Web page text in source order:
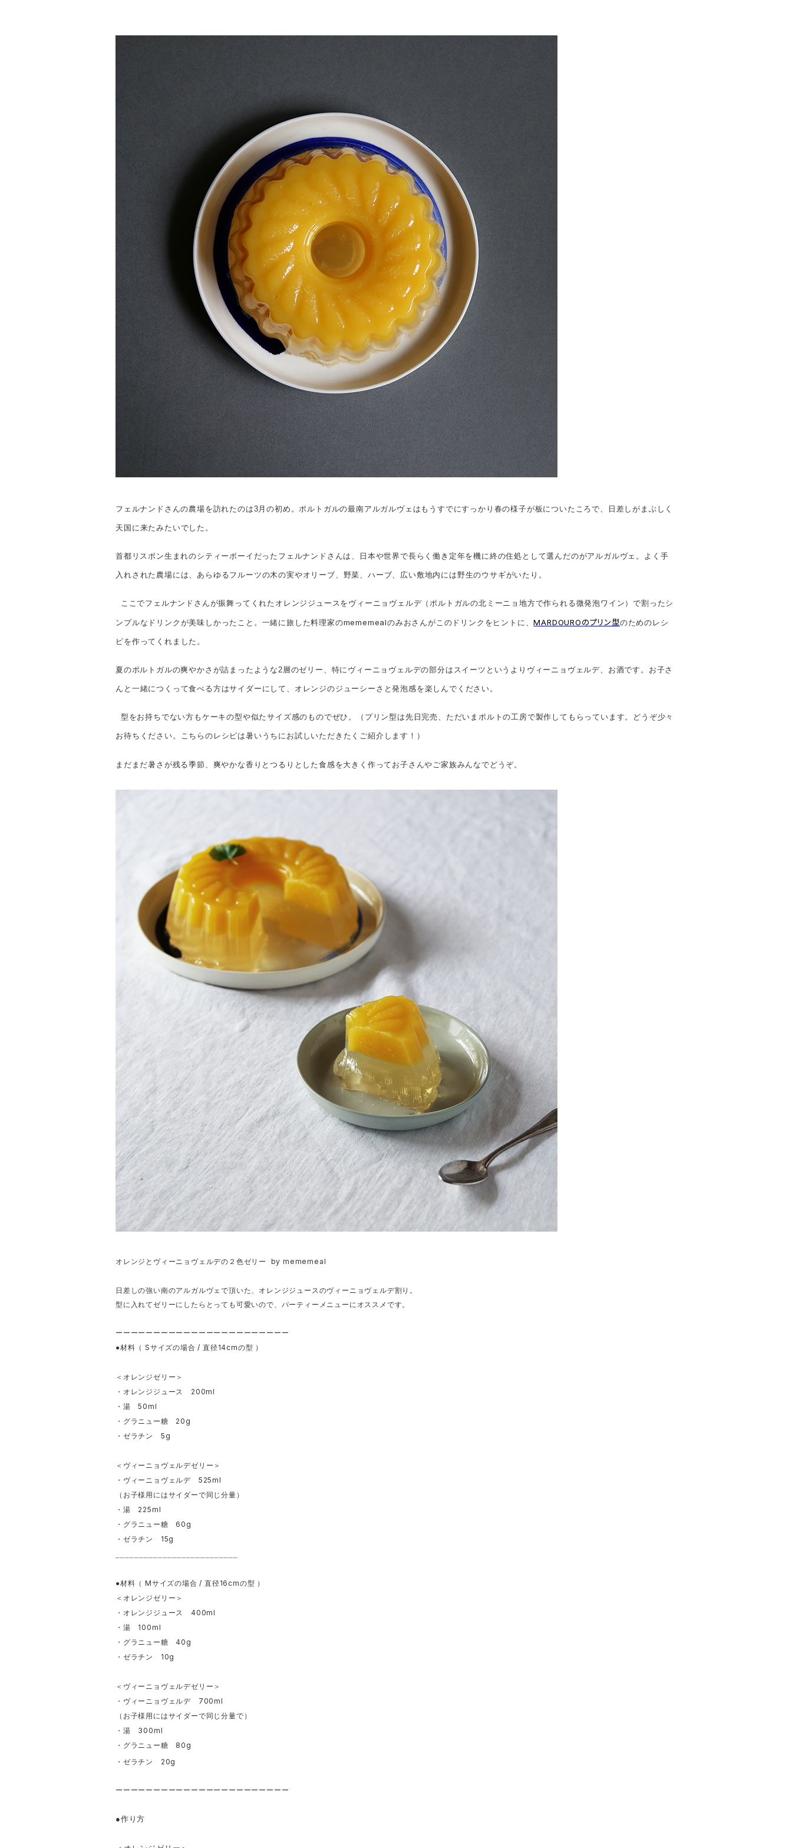
フェルナンドさんの農場を訪れたのは3月の初め。ポルトガルの最南アルガルヴェはもうすでにすっかり春の様子が板についたころで、日差しがまぶしく
天国に来たみたいでした。
首都リスボン生まれのシティーボーイだったフェルナンドさんは、日本や世界で長らく働き定年を機に終の住処として選んだのがアルガルヴェ。よく手
入れされた農場には、あらゆるフルーツの木の実やオリーブ、野菜、ハーブ、広い敷地内には野生のウサギがいたり。
ここでフェルナンドさんが振舞ってくれたオレンジジュースをヴィーニョヴェルデ（ポルトガルの北ミーニョ地方で作られる微発泡ワイン）で割ったシ
ンプルなドリンクが美味しかったこと。一緒に旅した料理家のmememealのみおさんがこのドリンクをヒントに、MARDOUROのプリン型のためのレシ
ピを作ってくれました。
夏のポルトガルの爽やかさが詰まったような2層のゼリー、特にヴィーニョヴェルデの部分はスイーツというよりヴィーニョヴェルデ、お酒です。お子さ
んと一緒につくって食べる方はサイダーにして、オレンジのジューシーさと発泡感を楽しんでください。
型をお持ちでない方もケーキの型や似たサイズ感のものでぜひ。（プリン型は先日完売、ただいまポルトの工房で製作してもらっています。どうぞ少々
お待ちください。こちらのレシピは暑いうちにお試しいただきたくご紹介します！）
まだまだ暑さが残る季節、爽やかな香りとつるりとした食感を大きく作ってお子さんやご家族みんなでどうぞ。
オレンジとヴィーニョヴェルデの２色ゼリー by mememeal
日差しの強い南のアルガルヴェで頂いた、オレンジジュースのヴィーニョヴェルデ割り。
型に入れてゼリーにしたらとっても可愛いので、パーティーメニューにオススメです。
ーーーーーーーーーーーーーーーーーーーーーーー
●材料（ Sサイズの場合/直径14cmの型 ）
＜オレンジゼリー＞
・オレンジジュース 200ml
・湯50ml
・グラニュー糖 20g
・ゼラチン 5g
＜ヴィーニョヴェルデゼリー＞
・ヴィーニョヴェルデ 525ml
（お子様用にはサイダーで同じ分量）
・湯 225ml
・グラニュー糖 60g
・ゼラチン 15g
●材料（ Mサイズの場合/直径16cmの型 ）
＜オレンジゼリー＞
・オレンジジュース 400ml
・湯 100ml
・グラニュー糖40g
・ゼラチン 10g
＜ヴィーニョヴェルデゼリー＞
・ヴィーニョヴェルデ 700ml
（お子様用にはサイダーで同じ分量で）
・湯 300ml
・グラニュー糖 80g
・ゼラチン 20g
ーーーーーーーーーーーーーーーーーーーーーーー
●作り方